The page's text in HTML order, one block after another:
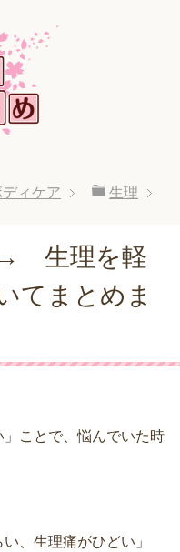
ディケア 生理
生理を軽
てまとめま
ことで、悩んでいた時
、生理痛がひどい」